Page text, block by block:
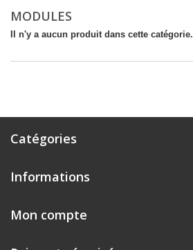
MODULES
Il n'y a aucun produit dans cette catégorie.
Catégories
Informations
Mon compte